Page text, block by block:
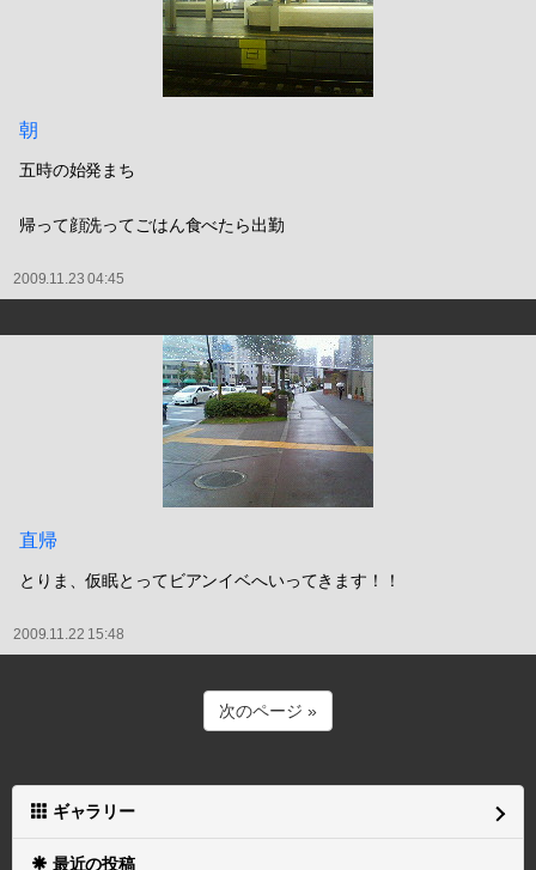
朝
五時の始発まち
帰って顔洗ってごはん食べたら出勤
2009.11.23 04:45
直帰
とりま、仮眠とってビアンイベへいってきます！！
2009.11.22 15:48
次のページ »
ギャラリー
最近の投稿